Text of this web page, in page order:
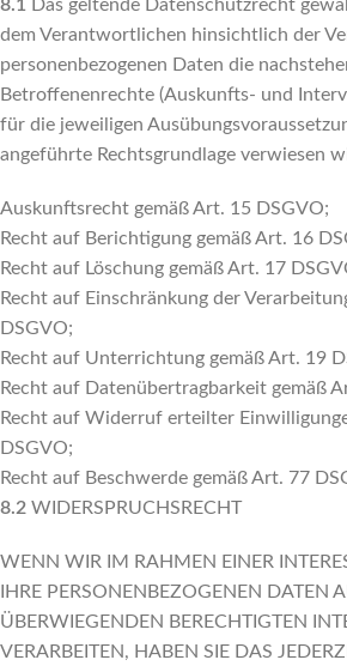
8.1 Das geltende Datenschutzrecht
dem Verantwortlichen hinsichtlich der
personenbezogenen Daten die
Betroffenenrechte (Auskunfts- und
für die jeweiligen
angeführte Rechtsgrundlage verwiesen
Auskunftsrecht gemäß Art. 15 DSGVO;
Recht auf Berichtigung gemäß Art. 16
Recht auf Löschung gemäß Art. 17
Recht auf Einschränkung der
DSGVO;
Recht auf Unterrichtung gemäß Art. 19
Recht auf Datenübertragbarkeit gemäß
Recht auf Widerruf erteilter
DSGVO;
Recht auf Beschwerde gemäß Art. 77
8.2 WIDERSPRUCHSRECHT
WENN WIR IM RAHMEN EINER
IHRE PERSONENBEZOGENEN DATEN
ÜBERWIEGENDEN BERECHTIGTEN
VERARBEITEN, HABEN SIE DAS